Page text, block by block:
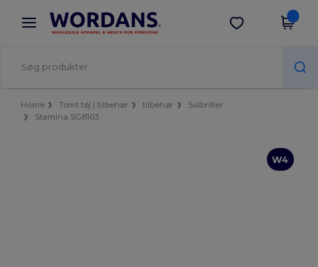
× Wordans-app
Bedre priser i appen!
Hent app
Home Tomt tøj | tilbehør tilbehør
Solbriller
Stamina SG8103
W4